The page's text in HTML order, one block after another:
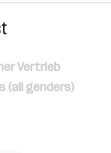
Vertrieb
(all genders)